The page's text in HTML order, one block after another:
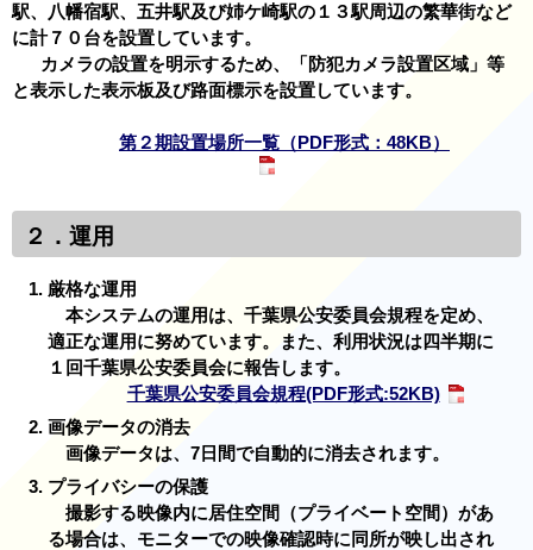
駅、八幡宿駅、五井駅及び姉ケ崎駅の１３駅周辺の繁華街など
に計７０台を設置しています。
カメラの設置を明示するため、「防犯カメラ設置区域」等
と表示した表示板及び路面標示を設置しています。
第２期設置場所一覧（PDF形式：48KB）
２．運用
厳格な運用
本システムの運用は、千葉県公安委員会規程を定め、
適正な運用に努めています。また、利用状況は四半期に
１回千葉県公安委員会に報告します。
千葉県公安委員会規程(PDF形式:52KB)
画像データの消去
画像データは、7日間で自動的に消去されます。
プライバシーの保護
撮影する映像内に居住空間（プライベート空間）があ
る場合は、モニターでの映像確認時に同所が映し出され